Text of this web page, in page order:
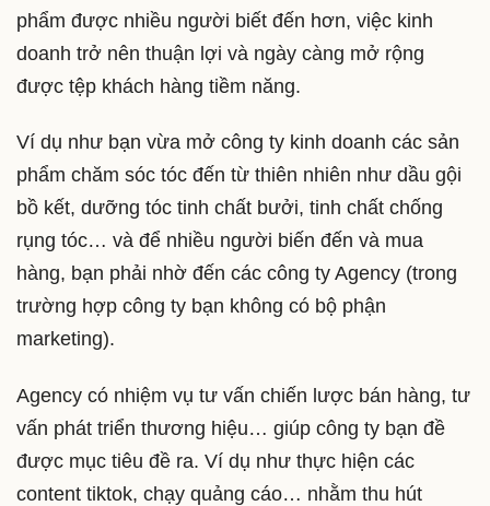
phẩm được nhiều người biết đến hơn, việc kinh
doanh trở nên thuận lợi và ngày càng mở rộng
được tệp khách hàng tiềm năng.
Ví dụ như bạn vừa mở công ty kinh doanh các sản
phẩm chăm sóc tóc đến từ thiên nhiên như dầu gội
bồ kết, dưỡng tóc tinh chất bưởi, tinh chất chống
rụng tóc… và để nhiều người biến đến và mua
hàng, bạn phải nhờ đến các công ty Agency (trong
trường hợp công ty bạn không có bộ phận
marketing).
Agency có nhiệm vụ tư vấn chiến lược bán hàng, tư
vấn phát triển thương hiệu… giúp công ty bạn đề
được mục tiêu đề ra. Ví dụ như thực hiện các
content tiktok, chạy quảng cáo… nhằm thu hút